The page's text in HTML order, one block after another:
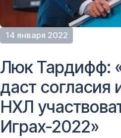
14 января 2022
Люк Тардифф:
даст согласия
НХЛ
Играх-2022»